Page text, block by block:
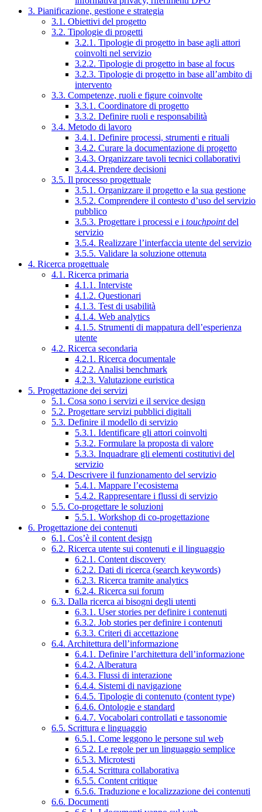
3. Pianificazione, gestione e strategia
3.1. Obiettivi del progetto
3.2. Tipologie di progetti
3.2.1. Tipologie di progetto in base agli attori
coinvolti nel servizio
3.2.2. Tipologie di progetto in base al focus
3.2.3. Tipologie di progetto in base all’ambito di
intervento
3.3. Competenze, ruoli e figure coinvolte
3.3.1. Coordinatore di progetto
3.3.2. Definire ruoli e responsabilità
3.4. Metodo di lavoro
3.4.1. Definire processi, strumenti e rituali
3.4.2. Curare la documentazione di progetto
3.4.3. Organizzare tavoli tecnici collaborativi
3.4.4. Prendere decisioni
3.5. Il processo progettuale
3.5.1. Organizzare il progetto e la sua gestione
3.5.2. Comprendere il contesto d’uso del servizio
pubblico
3.5.3. Progettare i processi e i touchpointdel
servizio
3.5.4. Realizzare l’interfaccia utente del servizio
3.5.5. Validare la soluzione ottenuta
4. Ricerca progettuale
4.1. Ricerca primaria
4.1.1. Interviste
4.1.2. Questionari
4.1.3. Test di usabilità
4.1.4. Web analytics
4.1.5. Strumenti di mappatura dell’esperienza
utente
4.2. Ricerca secondaria
4.2.1. Ricerca documentale
4.2.2. Analisi benchmark
4.2.3. Valutazione euristica
5. Progettazione dei servizi
5.1. Cosa sono i servizi e il service design
5.2. Progettare servizi pubblici digitali
5.3. Definire il modello di servizio
5.3.1. Identificare gli attori coinvolti
5.3.2. Formulare la proposta di valore
5.3.3. Inquadrare gli elementi costitutivi del
servizio
5.4. Descrivere il funzionamento del servizio
5.4.1. Mappare l’ecosistema
5.4.2. Rappresentare i flussi di servizio
5.5. Co-progettare le soluzioni
5.5.1. Workshop di co-progettazione
6. Progettazione dei contenuti
6.1. Cos’è il content design
6.2. Ricerca utente sui contenuti e il linguaggio
6.2.1. Content discovery
6.2.2. Dati di ricerca (search keywords)
6.2.3. Ricerca tramite analytics
6.2.4. Ricerca sui forum
6.3. Dalla ricerca ai bisogni degli utenti
6.3.1. User stories per definire i contenuti
6.3.2. Job stories per definire i contenuti
6.3.3. Criteri di accettazione
6.4. Architettura dell’informazione
6.4.1. Definire l’architettura dell’informazione
6.4.2. Alberatura
6.4.3. Flussi di interazione
6.4.4. Sistemi di navigazione
6.4.5. Tipologie di contenuto (content type)
6.4.6. Ontologie e standard
6.4.7. Vocabolari controllati e tassonomie
6.5. Scrittura e linguaggio
6.5.1. Come leggono le persone sul web
6.5.2. Le regole per un linguaggio semplice
6.5.3. Microtesti
6.5.4. Scrittura collaborativa
6.5.5. Content critique
6.5.6. Traduzione e localizzazione dei contenuti
6.6. Documenti